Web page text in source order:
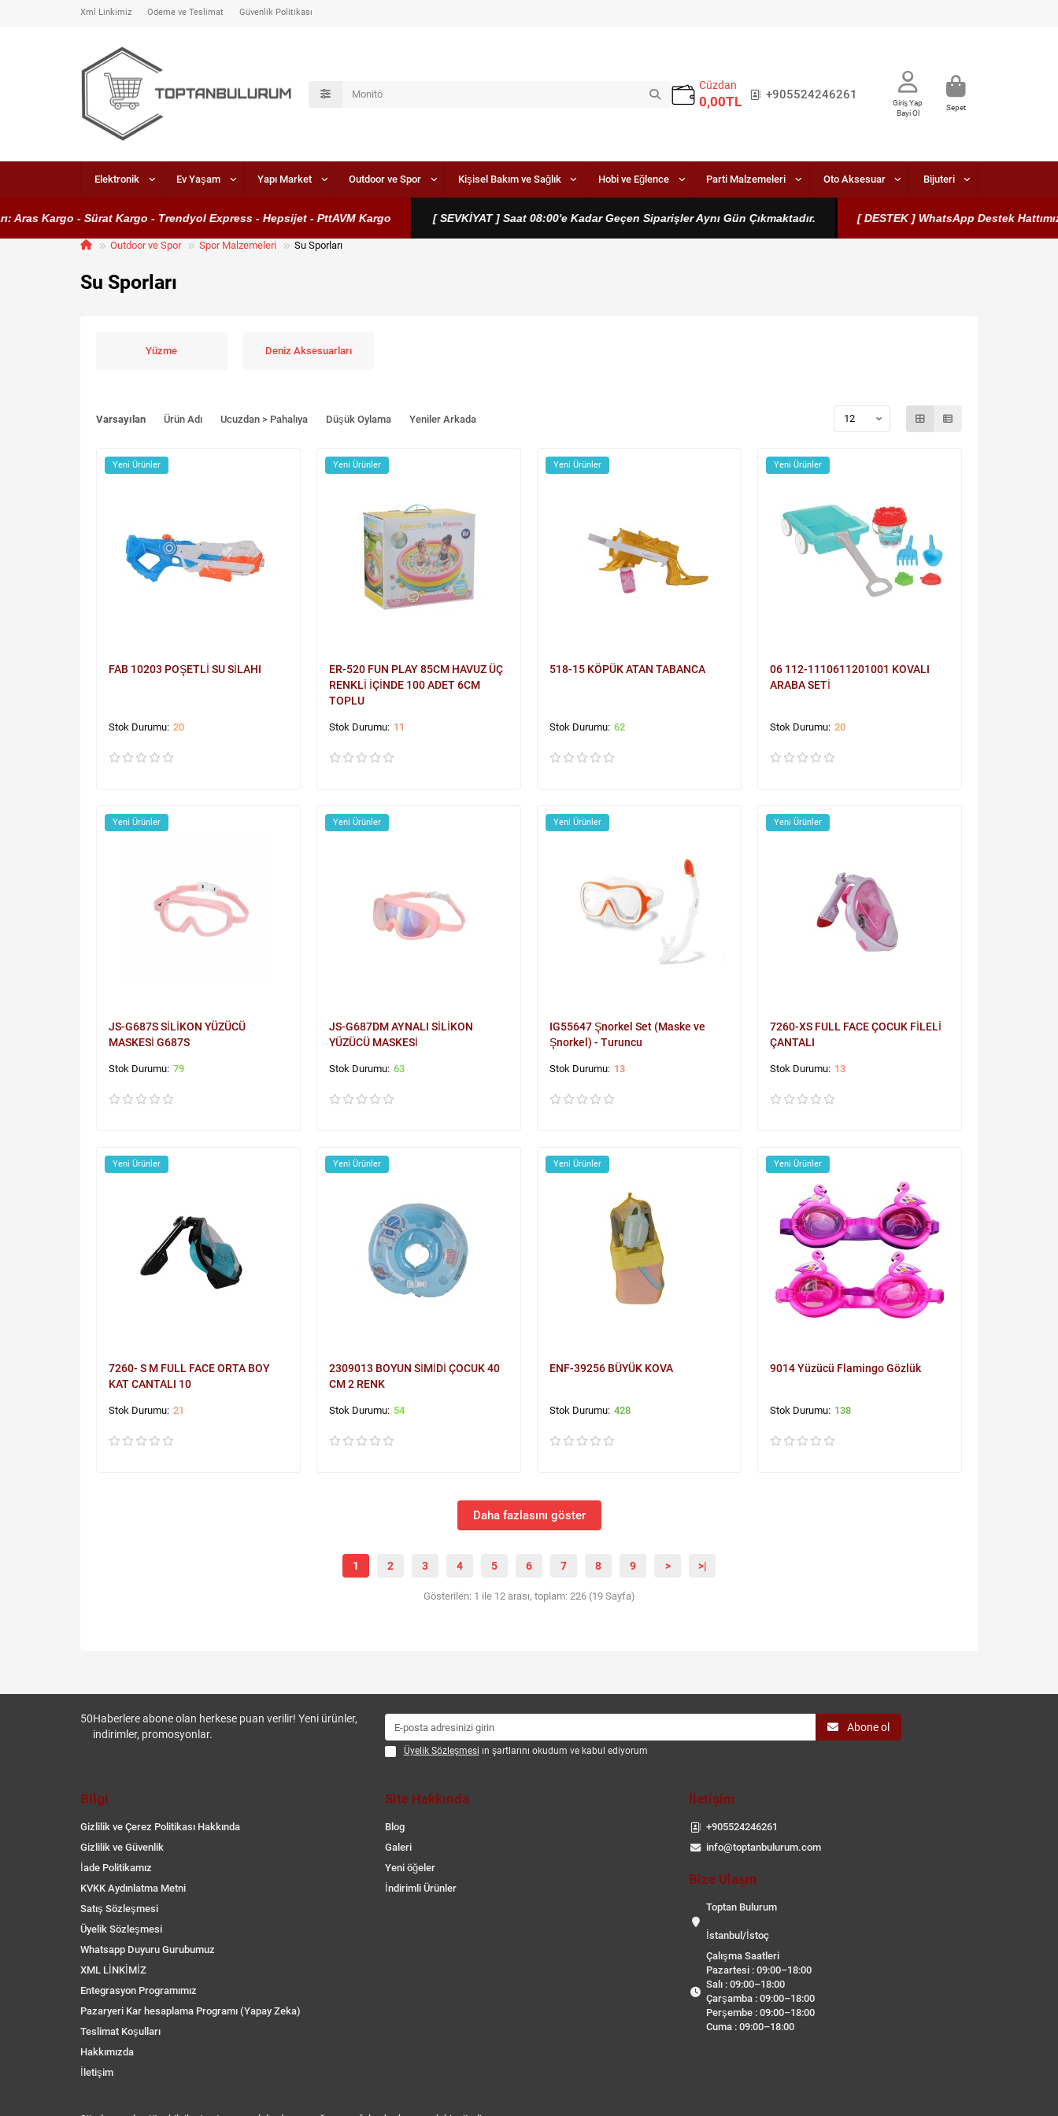
Xml Linkimiz Ödeme ve Teslimat Güvenlik Politikası
Cüzdan
0,00TL +905524246261
Giriş Yap
Bayi Ol
Sepet
Elektronik Ev Yaşam Yapı Market Outdoor ve Spor Kişisel Bakım ve Sağlık Hobi ve Eğlence Parti Malzemeleri Oto Aksesuar Bijuteri
Kargo - Sürat Kargo - Trendyol Express - Hepsijet - PttAVM Kargo [ SEVKİYAT ] Saat 08:00'e Kadar Geçen Siparişler Aynı Gün Çıkmaktadır. [ DESTEK ] WhatsApp Destek Hattımız
Outdoor ve Spor Spor Malzemeleri Su Sporları
Su Sporları
Yüzme Deniz Aksesuarları
Varsayılan Ürün Adı Ucuzdan > Pahalıya Düşük Oylama Yeniler Arkada
Yeni Ürünler
FAB 10203 POŞETLİ SU SİLAHI
20
Yeni Ürünler
ER-520 FUN PLAY 85CM HAVUZ ÜÇ
RENKLİ İÇİNDE 100 ADET 6CM
TOPLU
11
Yeni Ürünler
518-15 KÖPÜK ATAN TABANCA
62
Yeni Ürünler
06 112-1110611201001 KOVALI
ARABA SETİ
20
Yeni Ürünler
JS-G687S SİLİKON YÜZÜCÜ
MASKESİ G687S
79
Yeni Ürünler
JS-G687DM AYNALI SİLİKON
YÜZÜCÜ MASKESİ
63
Yeni Ürünler
IG55647 Şnorkel Set (Maske ve
Şnorkel) - Turuncu
13
Yeni Ürünler
7260-XS FULL FACE ÇOCUK FİLELİ
ÇANTALI
13
Yeni Ürünler
7260- S M FULL FACE ORTA BOY
KAT CANTALI 10
21
Yeni Ürünler
2309013 BOYUN SİMİDİ ÇOCUK 40
CM 2 RENK
54
Yeni Ürünler
ENF-39256 BÜYÜK KOVA
428
Yeni Ürünler
9014 Yüzücü Flamingo Gözlük
138
Daha fazlasını göster
1 2 3 4 5 6 7 8 9 > >|
Gösterilen: 1 ile 12 arası, toplam: 226 (19 Sayfa)
50Haberlere abone olan herkese puan verilir! Yeni ürünler,
indirimler, promosyonlar.
Abone ol
Üyelik Sözleşmesi ın şartlarını okudum ve kabul ediyorum
Bilgi
Gizlilik ve Çerez Politikası Hakkında
Gizlilik ve Güvenlik
İade Politikamız
KVKK Aydınlatma Metni
Satış Sözleşmesi
Üyelik Sözleşmesi
Whatsapp Duyuru Gurubumuz
XML LİNKİMİZ
Entegrasyon Programımız
Pazaryeri Kar hesaplama Programı (Yapay Zeka)
Teslimat Koşulları
Hakkımızda
İletişim
Site Hakkında
Blog
Galeri
Yeni öğeler
İndirimli Ürünler
İletişim
+905524246261
info@toptanbulurum.com
Bize Ulaşın
Toptan Bulurum
İstanbul/İstoç
Çalışma Saatleri
Pazartesi : 09:00–18:00
Salı : 09:00–18:00
Çarşamba : 09:00–18:00
Perşembe : 09:00–18:00
Cuma : 09:00–18:00